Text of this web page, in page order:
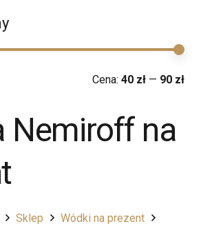
Nemiroff na
Sklep
Wódki na prezent
Cena: 40 zł — 90 zł